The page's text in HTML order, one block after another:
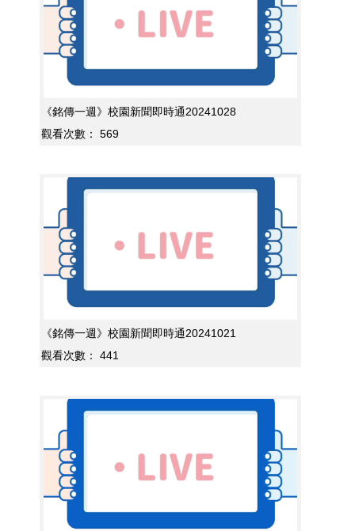
《銘傳一週》校園新聞即時通20241028
觀看次數：
569
《銘傳一週》校園新聞即時通20241021
觀看次數：
441